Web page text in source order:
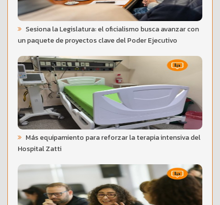
Sesiona la Legislatura: el oficialismo busca avanzar con
un paquete de proyectos clave del Poder Ejecutivo
Más equipamiento para reforzar la terapia intensiva del
Hospital Zatti